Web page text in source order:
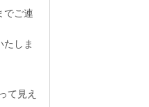
でご連
しま
て見え